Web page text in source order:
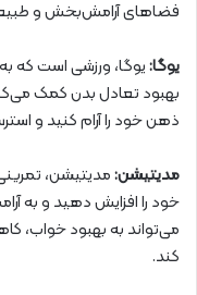
فضاهای آرامش‌بخش و
یوگا:یوگا، ورزشی است که
بهبود تعادل بدن کمک
ذهن خود را آرام کنید و
مدیتیشن:مدیتیشن،
خود را افزایش دهید و به
می‌تواند به بهبود خواب،
کند.